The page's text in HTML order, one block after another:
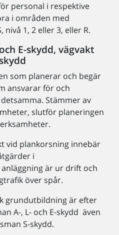
personal i respektive
i områden med
nivå 1, 2 eller 3, eller R.
E-skydd, vägvakt
som planerar och begär
ansvarar för och
Stämmer av
slutför planeringen
vid plankorsning innebär
i
är ur drift och
över spår.
grundutbildning är efter
A-, L- och E-skydd även
S-skydd.